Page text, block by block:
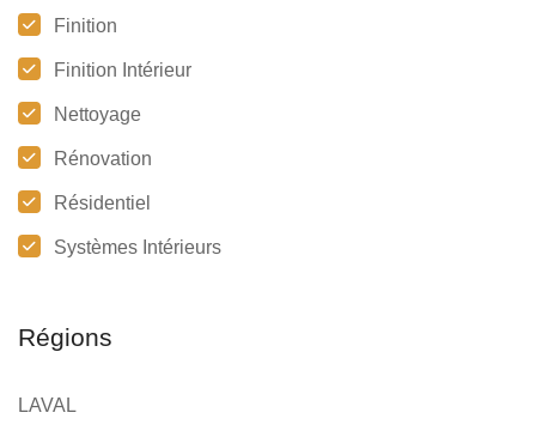
Finition
Finition Intérieur
Nettoyage
Rénovation
Résidentiel
Systèmes Intérieurs
Régions
LAVAL